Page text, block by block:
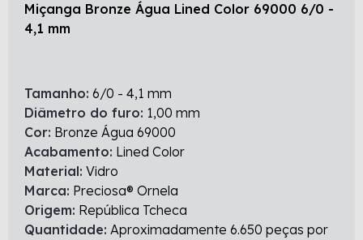
Miçanga Bronze Água Lined Color 69000 6/0 -
4,1 mm
Tamanho: 6/0 - 4,1 mm
Diâmetro do furo: 1,00 mm
Cor: Bronze Água 69000
Acabamento: Lined Color
Material: Vidro
Marca: Preciosa® Ornela
Origem: República Tcheca
Quantidade: Aproximadamente 6.650 peças por